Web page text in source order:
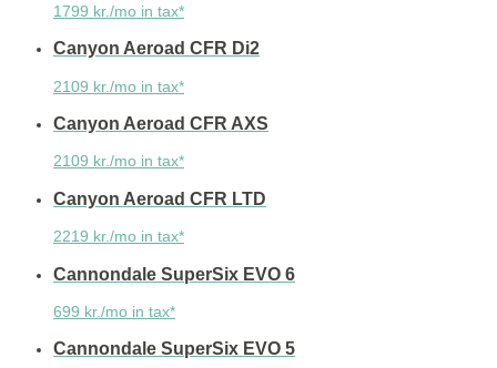
1799 kr./mo in tax*
Canyon Aeroad CFR Di2
2109 kr./mo in tax*
Canyon Aeroad CFR AXS
2109 kr./mo in tax*
Canyon Aeroad CFR LTD
2219 kr./mo in tax*
Cannondale SuperSix EVO 6
699 kr./mo in tax*
Cannondale SuperSix EVO 5